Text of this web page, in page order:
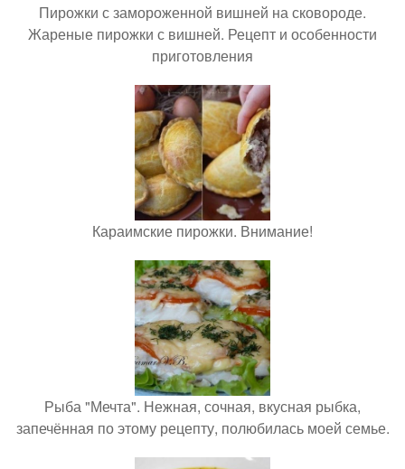
Пирожки с замороженной вишней на сковороде.
Жареные пирожки с вишней. Рецепт и особенности
приготовления
Караимские пирожки. Внимание!
Рыба "Мечта". Нежная, сочная, вкусная рыбка,
запечённая по этому рецепту, полюбилась моей семье.